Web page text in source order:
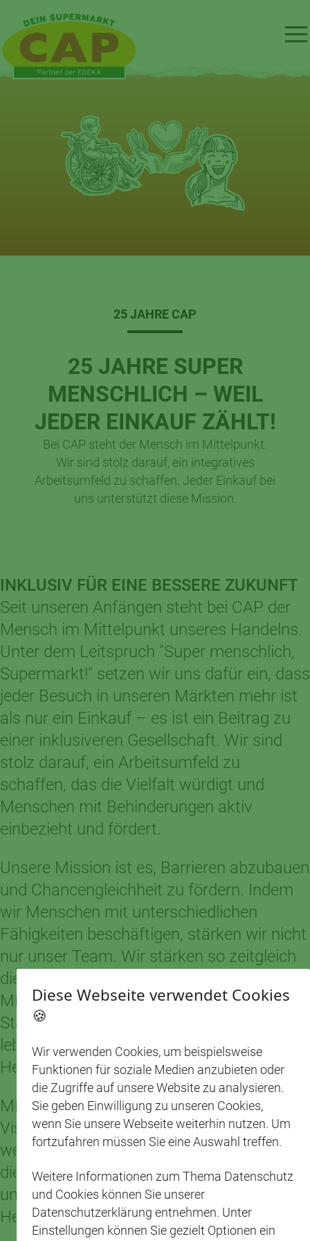
25 JAHRE CAP
25 JAHRE SUPER
MENSCHLICH – WEIL
JEDER EINKAUF ZÄHLT!
Bei CAP steht der Mensch im Mittelpunkt.
Wir sind stolz darauf, ein integratives
Arbeitsumfeld zu schaffen. Jeder Einkauf bei
uns unterstützt diese Mission.
INKLUSIV FÜR EINE BESSERE ZUKUNFT
Seit unseren Anfängen steht bei CAP der
Mensch im Mittelpunkt unseres Handelns.
Unter dem Leitspruch "Super menschlich,
Supermarkt!" setzen wir uns dafür ein, dass
jeder Besuch in unseren Märkten mehr ist
als nur ein Einkauf – es ist ein Beitrag zu
einer inklusiveren Gesellschaft. Wir sind
stolz darauf, ein Arbeitsumfeld zu
schaffen, das die Vielfalt würdigt und
Menschen mit Behinderungen aktiv
einbezieht und fördert.
Unsere Mission ist es, Barrieren abzubauen
und Chancengleichheit zu fördern. Indem
wir Menschen mit unterschiedlichen
Fähigkeiten beschäftigen, stärken wir nicht
nur unser Team. Wir stärken so zeitgleich
die Gemeinschaft um uns herum. Alle
Mitarbeitenden bringen ihre einzigartigen
Stärken ein, was unsere Märkte zu
lebendigen Orten des Austauschs und der
Herzlichkeit macht.
Mit jedem Einkauf unterstützt ihr diese
Vision. Ihr tragt dazu bei, dass wir
weiterhin Arbeitsplätze schaffen können,
die jedem Menschen gerecht werden,
unabhängig von seinen individuellen
Herausforderungen.
Diese Webseite verwendet Cookies
🍪
Wir verwenden Cookies, um beispielsweise
Funktionen für soziale Medien anzubieten oder
die Zugriffe auf unsere Website zu analysieren.
Sie geben Einwilligung zu unseren Cookies,
wenn Sie unsere Webseite weiterhin nutzen. Um
fortzufahren müssen Sie eine Auswahl treffen.
Weitere Informationen zum Thema Datenschutz
und Cookies können Sie unserer
Datenschutzerklärung entnehmen. Unter
Einstellungen können Sie gezielt Optionen ein